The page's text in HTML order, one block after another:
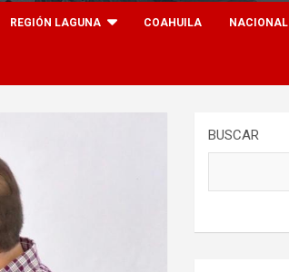
REGIÓN LAGUNA COAHUILA NACIONAL
BUSCAR